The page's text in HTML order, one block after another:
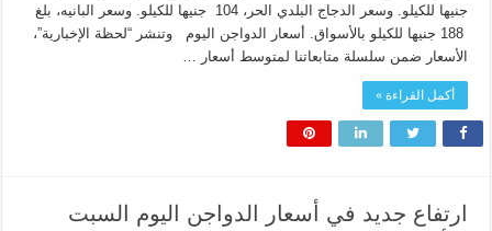
جنيها للكيلو. وسعر الدجاج البلدي الحر، 104 جنيها للكيلو. وسعر البانيه، بلغ
188 جنيها للكيلو بالأسواق. أسعار الدواجن اليوم وتنشر “لحظة الإخبارية”،
الأسعار ضمن سلسلة متابعاتنا لمتوسط أسعار …
أكمل القراءة »
ارتفاع جديد في أسعار الدواجن اليوم السبت